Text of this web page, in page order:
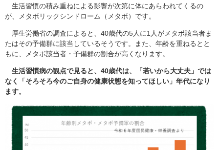
生活習慣の積み重ねによる影響が次第に体にあらわれてくるの
が、メタボリックシンドローム（メタボ）です。
厚生労働省の調査によると、40歳代の5人に1人がメタボ該当者ま
たはその予備群に該当しているそうです。また、年齢を重ねるとと
もに、メタボ該当者・予備群の割合が高くなります。
生活習慣病の観点で見ると、40歳代は、「若いから大丈夫」では
なく「そろそろ今のご自身の健康状態を知ってほしい」年代になり
ます。